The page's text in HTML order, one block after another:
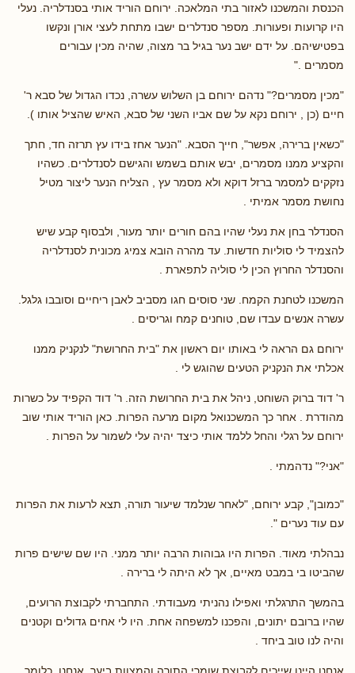
הכנסת והמשכנו לאזור בתי המלאכה. ירוחם הוריד אותי בסנדלריה. נעלי
היו קרועות ופעורות. מספר סנדלרים ישבו מתחת לעצי אורן ונקשו
בפטישיהם. על ידם ישב נער בגיל בר מצוה, שהיה מכין עבורים
מסמרים ."
"מכין מסמרים?" נדהם ירוחם בן השלוש עשרה, נכדו הגדול של סבא ר'
חיים (כן , ירוחם נקא על שם אביו השני של סבא, האיש שהציל אותו ).
"כשאין ברירה, אפשר", חייך הסבא. "הנער אחז בידו עץ תרזה חד, חתך
והקציע ממנו מסמרים, יבש אותם בשמש והגישם לסנדלרים. כשהיו
נזקקים למסמר ברזל דוקא ולא מסמר עץ , הצליח הנער ליצור מטיל
נחושת מסמר אמיתי .
הסנדלר בחן את נעלי שהיו בהם חורים יותר מעור, ולבסוף קבע שיש
להצמיד לי סוליות חדשות. עד מהרה הובא צמיג מכונית לסנדלריה
והסנדלר החרוץ הכין לי סוליה לתפארת .
המשכנו לטחנת הקמח. שני סוסים חגו מסביב לאבן ריחיים וסובבו גלגל.
עשרה אנשים עבדו שם, טוחנים קמח וגריסים .
ירוחם גם הראה לי באותו יום ראשון את "בית החרושת" לנקניק ממנו
אכלתי את הנקניק הטעים שהוגש לי .
ר' דוד ברוק השוחט, ניהל את בית החרושת הזה. ר' דוד הקפיד על כשרות
מהודרת . אחר כך המשכנואל מקום מרעה הפרות. כאן הוריד אותי שוב
ירוחם על רגלי והחל ללמד אותי כיצד יהיה עלי לשמור על הפרות .
"אני?" נדהמתי .
"כמובן", קבע ירוחם, "לאחר שנלמד שיעור תורה, תצא לרעות את הפרות
עם עוד נערים ".
נבהלתי מאוד. הפרות היו גבוהות הרבה יותר ממני. היו שם שישים פרות
שהביטו בי במבט מאיים, אך לא היתה לי ברירה .
בהמשך התרגלתי ואפילו נהניתי מעבודתי. התחברתי לקבוצת הרועים,
שהיו ברובם יתונים, והפכנו למשפחה אחת. היו לי אחים גדולים וקטנים
והיה לנו טוב ביחד .
אנחנו היינו שייכים לקבוצת שומרי התורה והמצוות ביער. אנחנו, כלומר,